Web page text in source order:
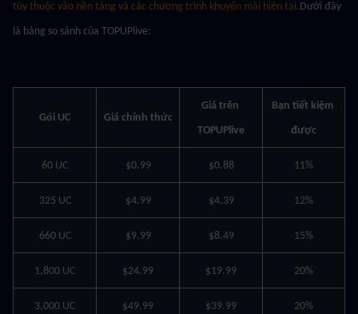
tùy thuộc vào nền tảng và các chương trình khuyến mãi hiện tại.Dưới đây
là bảng so sánh của TOPUPlive:
Gói UC Giá chính thức
Giá trên
TOPUPlive
Bạn tiết kiệm
được
60 UC $0.99 $0.88 11%
325 UC $4.99 $4.39 12%
660 UC $9.99 $8.49 15%
1,800 UC $24.99 $19.99 20%
3,000 UC $49.99 $39.99 20%